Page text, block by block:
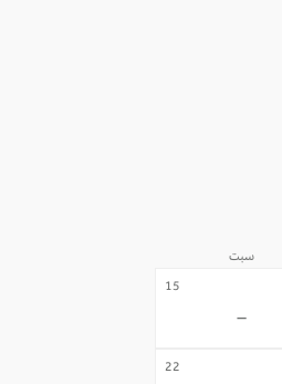
سبت
15
-
22